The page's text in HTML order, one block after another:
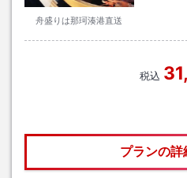
舟盛りは那珂湊港直送
税込
プランの詳